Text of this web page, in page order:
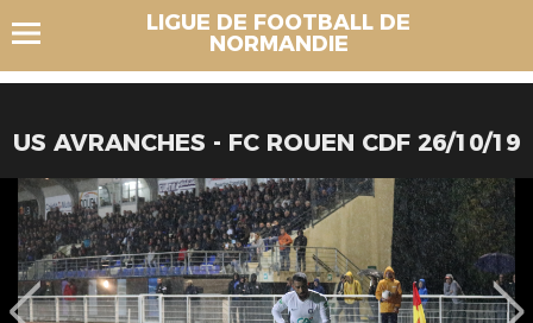
LIGUE DE FOOTBALL DE
NORMANDIE
US AVRANCHES - FC ROUEN CDF 26/10/19